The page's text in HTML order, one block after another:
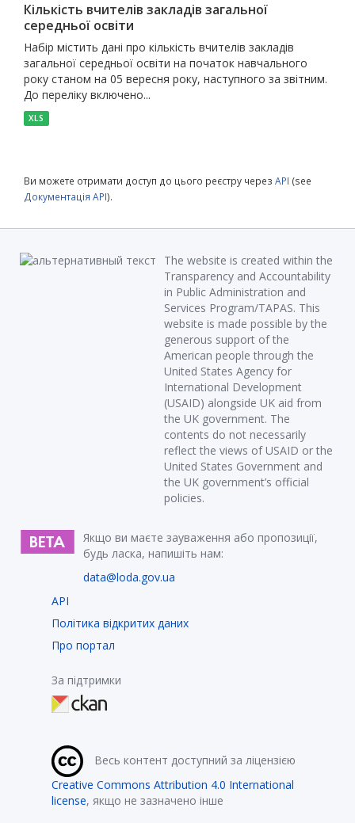
Кількість вчителів закладів загальної
середньої освіти
Набір містить дані про кількість вчителів закладів
загальної середньої освіти на початок навчального
року станом на 05 вересня року, наступного за звітним.
До переліку включено...
XLS
Ви можете отримати доступ до цього реєстру через API (see
Документація API).
The website is created within the
Transparency and Accountability
in Public Administration and
Services Program/TAPAS. This
website is made possible by the
generous support of the
American people through the
United States Agency for
International Development
(USAID) alongside UK aid from
the UK government. The
contents do not necessarily
reflect the views of USAID or the
United States Government and
the UK government’s official
policies.
Якщо ви маєте зауваження або пропозиції,
будь ласка, напишіть нам:
data@loda.gov.ua
API
Політика відкритих даних
Про портал
За підтримки
Весь контент доступний за ліцензією
Creative Commons Attribution 4.0 International
license, якщо не зазначено інше